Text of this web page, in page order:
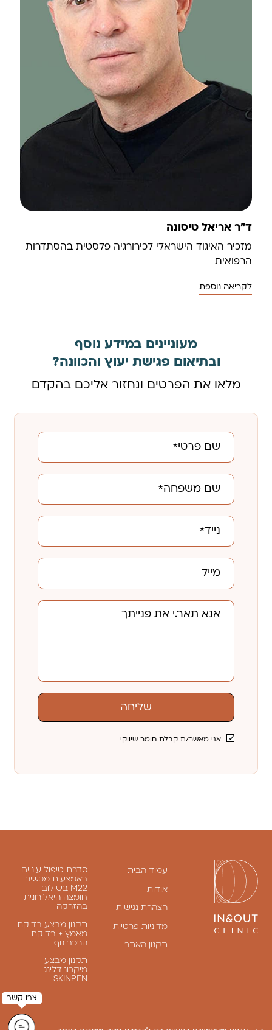
ד"ר אריאל טיסונה
מזכיר האיגוד הישראלי לכירורגיה פלסטית בהסתדרות
הרפואית
לקריאה נוספת
מעוניינים במידע נוסף
ובתיאום פגישת יעוץ והכוונה?
מלאו את הפרטים ונחזור אליכם בהקדם
שליחה
אני מאשר/ת קבלת חומר שיווקי
עמוד הבית
אודות
הצהרת נגישות
מדיניות פרטיות
תקנון האתר
סדרת טיפול עיניים
באמצעות מכשיר
M22 בשילוב
חומצה היאלורונית
בהזרקה
תקנון מבצע בדיקת
מאמץ + בדיקת
הרכב גוף
תקנון מבצע
מיקרונידלינג
SKINPEN